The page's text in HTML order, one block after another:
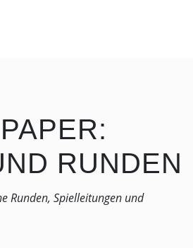
RUNDEN
Runden, Spielleitungen und